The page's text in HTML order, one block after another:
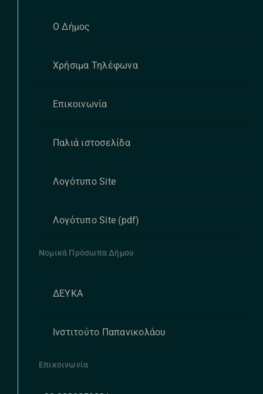
Ο Δήμος
Χρήσιμα Τηλέφωνα
Επικοινωνία
Παλιά ιστοσελίδα
Λογότυπο Site
Λογότυπο Site (pdf)
Νομικά Πρόσωπα Δήμου
ΔΕΥΚΑ
Ινστιτούτο Παπανικολάου
Επικοινωνία